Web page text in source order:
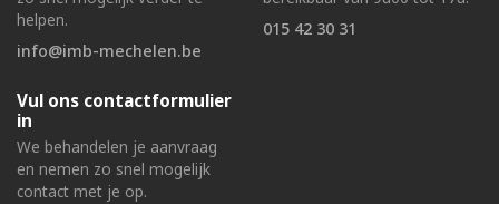
helpen.
info@imb-mechelen.be
015 42 30 31
Vul ons contactformulier
in
We behandelen je aanvraag
en nemen zo snel mogelijk
contact met je op.